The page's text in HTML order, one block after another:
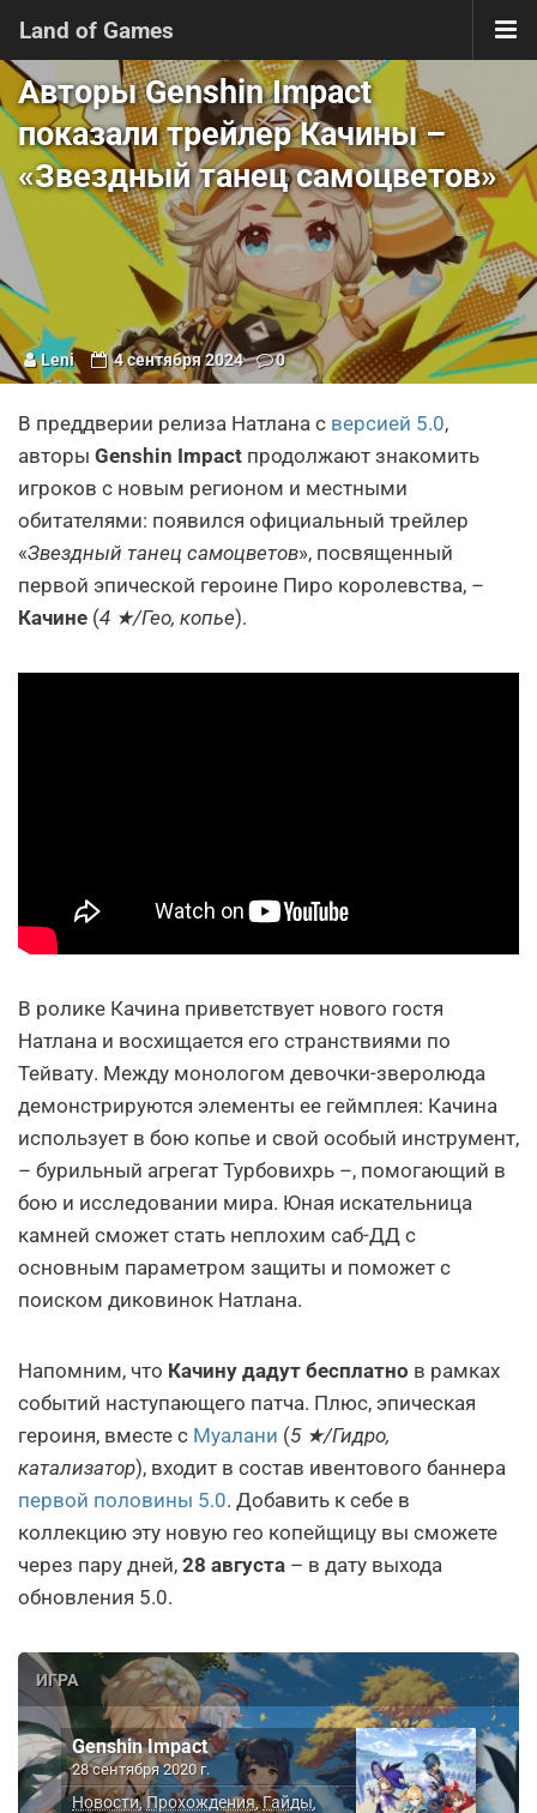
Land of Games
Авторы Genshin Impact
показали трейлер Качины –
«Звездный танец самоцветов»
Leni 4 сентября 2024 0
В преддверии релиза Натлана с версией 5.0,
авторы Genshin Impact продолжают знакомить
игроков с новым регионом и местными
обитателями: появился официальный трейлер
«Звездный танец самоцветов», посвященный
первой эпической героине Пиро королевства, –
Качине (4 ★/Гео, копье).
В ролике Качина приветствует нового гостя
Натлана и восхищается его странствиями по
Тейвату. Между монологом девочки-зверолюда
демонстрируются элементы ее геймплея: Качина
использует в бою копье и свой особый инструмент,
– бурильный агрегат Турбовихрь –, помогающий в
бою и исследовании мира. Юная искательница
камней сможет стать неплохим саб-ДД с
основным параметром защиты и поможет с
поиском диковинок Натлана.
Напомним, что Качину дадут бесплатно в рамках
событий наступающего патча. Плюс, эпическая
героиня, вместе с Муалани (5 ★/Гидро,
катализатор), входит в состав ивентового баннера
первой половины 5.0. Добавить к себе в
коллекцию эту новую гео копейщицу вы сможете
через пару дней, 28 августа – в дату выхода
обновления 5.0.
ИГРА
Genshin Impact
28 сентября 2020 г.
Новости,Прохождения,Гайды,